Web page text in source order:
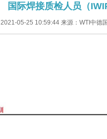
国际焊接质检人员（
2021-05-25 10:59:44 来源：WTI中德